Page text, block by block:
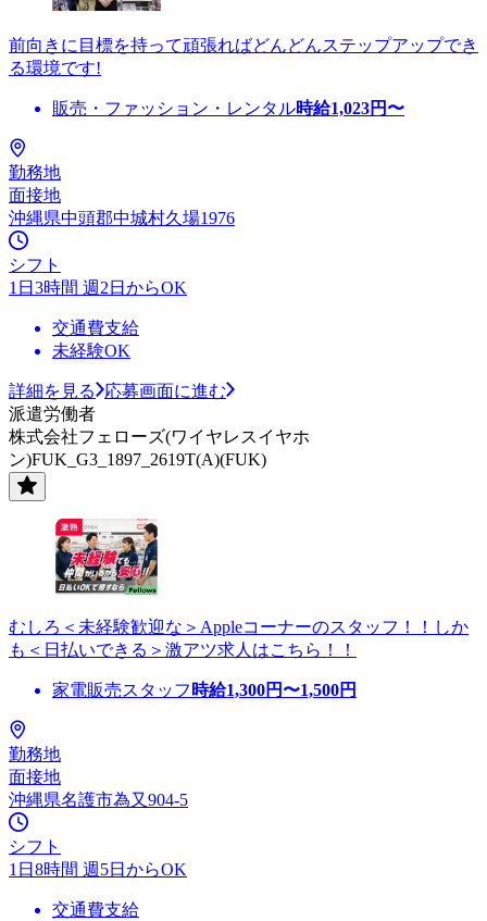
前向きに目標を持って頑張ればどんどんステップアップでき
る環境です!
販売・ファッション・レンタル時給1,023円〜
勤務地
面接地
沖縄県中頭郡中城村久場1976
シフト
1日3時間 週2日からOK
交通費支給
未経験OK
詳細を見る
応募画面に進む
派遣労働者
株式会社フェローズ(ワイヤレスイヤホ
ン)FUK_G3_1897_2619T(A)(FUK)
むしろ＜未経験歓迎な＞Appleコーナーのスタッフ！！しか
も＜日払いできる＞激アツ求人はこちら！！
家電販売スタッフ 時給1,300円〜1,500円
勤務地
面接地
沖縄県名護市為又904-5
シフト
1日8時間 週5日からOK
交通費支給